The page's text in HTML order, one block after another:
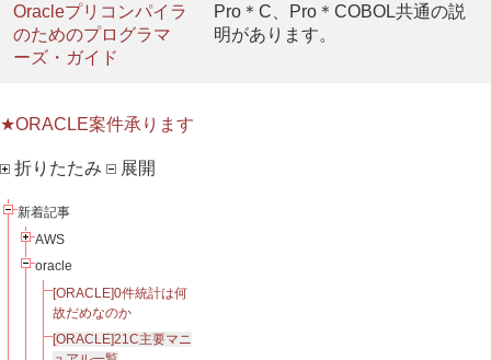
Oracleプリコンパイラ
のためのプログラマ
ーズ・ガイド
Pro＊C、Pro＊COBOL共通の説
明があります。
★ORACLE案件承ります
折りたたみ 展開
新着記事
AWS
oracle
[ORACLE]0件統計は何
故だめなのか
[ORACLE]21C主要マニ